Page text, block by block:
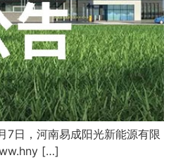
日，河南易成阳光新能源有限
[…]